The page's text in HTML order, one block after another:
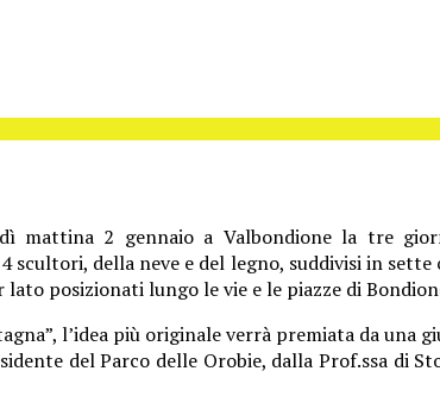
mattina 2 gennaio a Valbondione la tre
scultori, della neve e del legno, suddivisi in
posizionati lungo le vie e le piazze di
l’idea più originale verrà premiata da una
del Parco delle Orobie, dalla Prof.ssa di